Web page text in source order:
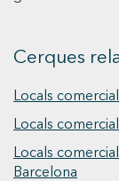
funcionalitat
cinc
despatx i
persones
equipat amb
Cerques
Locals
Locals
Locals
Barcelona